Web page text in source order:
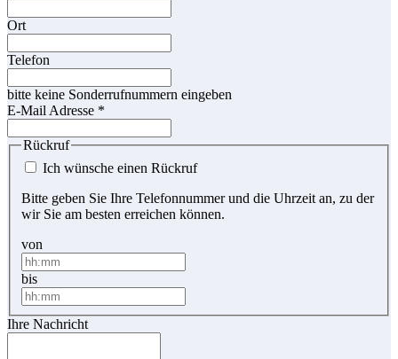
Ort
Telefon
bitte keine Sonderrufnummern eingeben
E-Mail Adresse *
Rückruf
Ich wünsche einen Rückruf
Bitte geben Sie Ihre Telefonnummer und die Uhrzeit an, zu der
wir Sie am besten erreichen können.
von
bis
Ihre Nachricht